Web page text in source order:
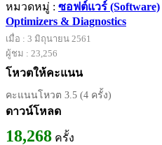
หมวดหมู่ : ซอฟต์แวร์ (Software)
Optimizers & Diagnostics
เมื่อ : 3 มิถุนายน 2561
ผู้ชม : 23,256
โหวตให้คะแนน
คะแนนโหวต 3.5 (4 ครั้ง)
ดาวน์โหลด
18,268 ครั้ง